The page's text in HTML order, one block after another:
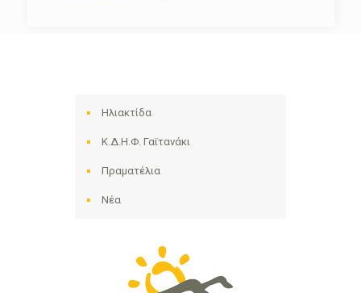
Ηλιακτίδα
Κ.Δ.Η.Φ. Γαϊτανάκι
Πραματέλια
Νέα